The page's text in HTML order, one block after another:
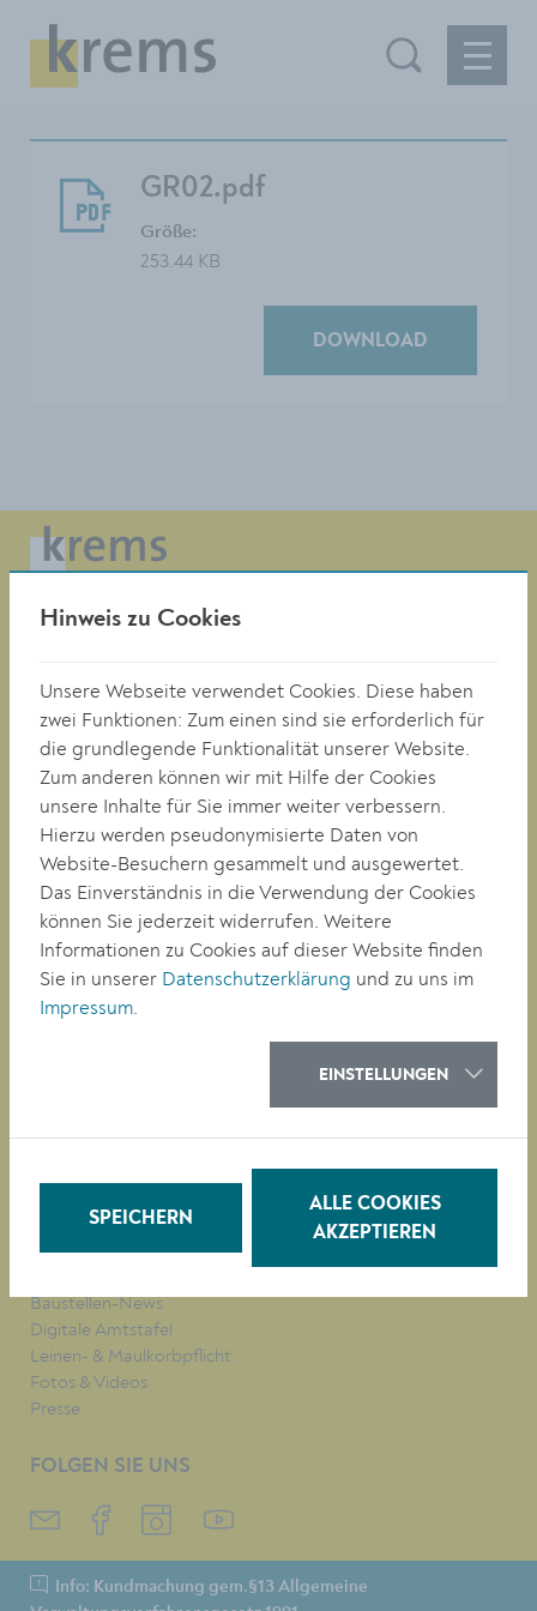
GR02.pdf
Größe:
253.44 KB
DOWNLOAD
Magistrat der Stadt Krems
Tel. +43 (0)2732/801-0
Fax +43 (0)2732/801-90 269
E-mail:buergerservice@krems.gv.at
RATHAUS
LEBEN
BAUEN/WIRTSCHAFT
BILDUNG
KULTUR
Parken in Krems
Stadtplan
Heurigenkalender
Baustellen-News
Digitale Amtstafel
Leinen- & Maulkorbpflicht
Fotos & Videos
Presse
FOLGEN SIE UNS
Info: Kundmachung gem.§13 Allgemeine
Hinweis zu Cookies
Unsere Webseite verwendet Cookies. Diese haben
zwei Funktionen: Zum einen sind sie erforderlich für
die grundlegende Funktionalität unserer Website.
Zum anderen können wir mit Hilfe der Cookies
unsere Inhalte für Sie immer weiter verbessern.
Hierzu werden pseudonymisierte Daten von
Website-Besuchern gesammelt und ausgewertet.
Das Einverständnis in die Verwendung der Cookies
können Sie jederzeit widerrufen. Weitere
Informationen zu Cookies auf dieser Website finden
Sie in unserer Datenschutzerklärung und zu uns im
Impressum.
EINSTELLUNGEN
SPEICHERN
ALLE COOKIES
AKZEPTIEREN